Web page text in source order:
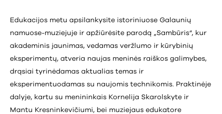
Edukacijos metu apsilankysite istoriniuose Galaunių
namuose-muziejuje ir apžiūrėsite parodą „Sambūris“, kur
akademinis jaunimas, vedamas veržlumo ir kūrybinių
eksperimentų, atveria naujas meninės raiškos galimybes,
drąsiai tyrinėdamas aktualias temas ir
eksperimentuodamas su naujomis technikomis. Praktinėje
dalyje, kartu su menininkais Kornelija Skarolskyte ir
Mantu Kresninkevičiumi, bei muziejaus edukatore